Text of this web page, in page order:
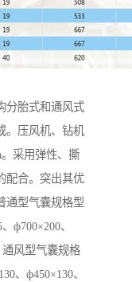
分胎式和通风式
。压风机、钻机
采用弹性、撕
配合。突出其优
通型气囊规格型
ф700×200、
通风型气囊规格
、ф450×130、